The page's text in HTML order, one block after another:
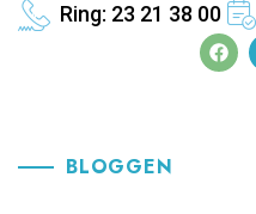
Ring: 23 21 38 00
BLOGGEN